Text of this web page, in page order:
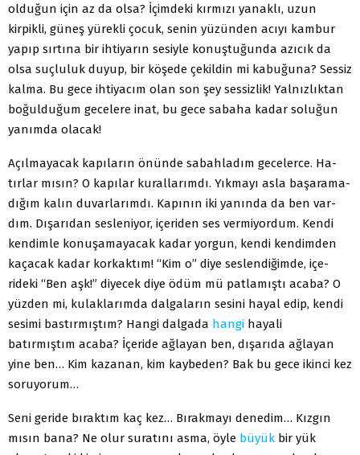
olduğun için az da olsa? İçimdeki kırmızı yanaklı, uzun
kirpikli, güneş yürekli çocuk, senin yü­zünden acıyı kambur
yapıp sırtına bir ihtiyarın sesiyle konuştu­ğunda azıcık da
olsa suçluluk duyup, bir köşede çekildin mi ka­buğuna? Sessiz
kalma. Bu gece ihtiyacım olan son şey sessizlik! Yalnızlıktan
boğulduğum gecelere inat, bu gece sabaha kadar so­luğun
yanımda olacak!
Açılmayacak kapıların önünde sabahladım gecelerce. Ha­
tırlar mısın? O kapılar kurallarımdı. Yıkmayı asla başarama­
dığım kalın duvarlarımdı. Kapının iki yanında da ben var­
dım. Dışarıdan sesleniyor, içeriden ses vermiyordum. Kendi
kendimle konuşamayacak kadar yorgun, kendi kendimden
kaçacak kadar korkaktım! “Kim o” diye seslendiğimde, içe­
rideki “Ben aşk!” diyecek diye ödüm mü patlamıştı acaba? O
yüzden mi, kulaklarımda dalgaların sesini hayal edip, kendi
sesimi bastırmıştım? Hangi dalgada hangi hayali
batırmıştım acaba? İçeride ağlayan ben, dışarıda ağlayan
yine ben… Kim kazanan, kim kaybeden? Bak bu gece ikinci kez
soruyorum…
Seni geride bıraktım kaç kez… Bırakmayı denedim… Kızgın
mısın bana? Ne olur suratını asma, öyle büyük bir yük